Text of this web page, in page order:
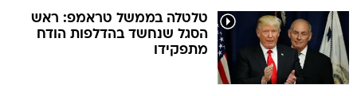
טלטלה בממשל טראמפ: ראש
הסגל שנחשד בהדלפות הודח
מתפקידו